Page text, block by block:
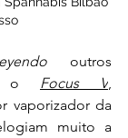
outros
o Focus V,
vaporizador da
muito a